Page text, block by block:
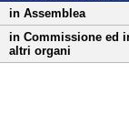
in Assemblea
in Commissione ed
altri organi